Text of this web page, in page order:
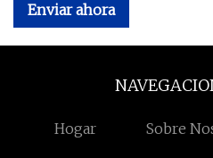
Enviar ahora
Hogar Sobre